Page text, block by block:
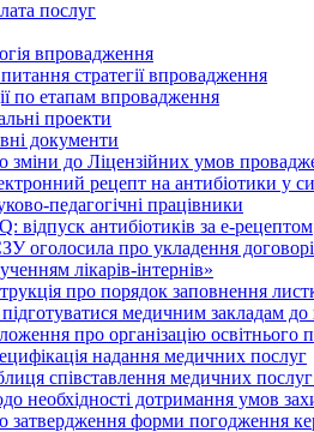
послуг
впровадження
стратегії впровадження
по етапам впровадження
проекти
документи
зміни до Ліцензійних умов
рецепт на антибіотики у
педагогічні працівники
відпуск антибіотиків за е-рецептом
оголосила про укладення
лікарів-інтернів»
про порядок заповнення
медичним закладам
про організацію освітнього
надання медичних послуг
співставлення медичних
необхідності дотримання умов
затвердження форми погодження